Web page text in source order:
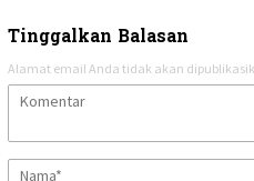
Tinggalkan Balasan
Alamat email Anda tidak akan